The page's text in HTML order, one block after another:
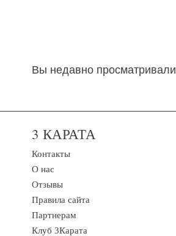
Вы недавно просматривали
3 КАРАТА
Контакты
О нас
Отзывы
Правила сайта
Партнерам
Клуб 3Карата